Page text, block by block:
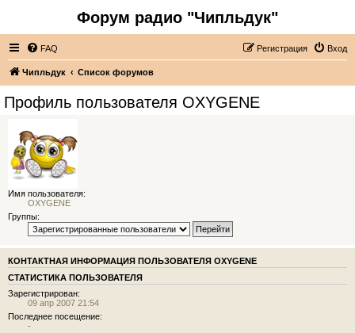
Форум радио "Чипльдук"
FAQ Вход
Регистрация
Чипльдук Список форумов
Профиль пользователя OXYGENE
Имя пользователя:
OXYGENE
Группы:
КОНТАКТНАЯ ИНФОРМАЦИЯ ПОЛЬЗОВАТЕЛЯ OXYGENE
СТАТИСТИКА ПОЛЬЗОВАТЕЛЯ
Зарегистрирован:
09 апр 2007 21:54
Последнее посещение:
-